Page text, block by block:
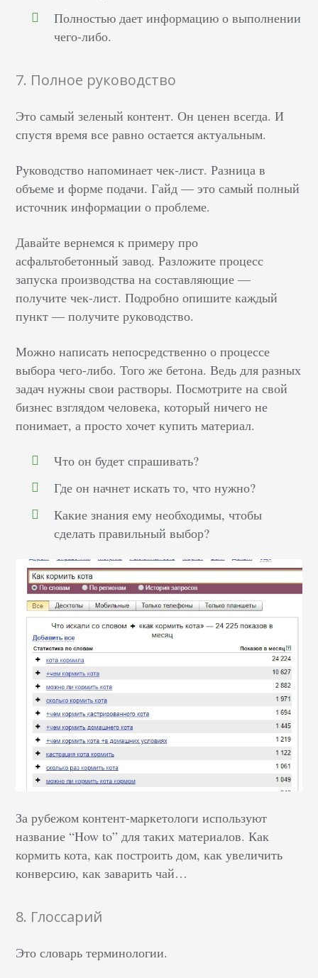
Полностью дает информацию о выполнении
чего-либо.
7. Полное руководство
Это самый зеленый контент. Он ценен всегда. И
спустя время все равно остается актуальным.
Руководство напоминает чек-лист. Разница в
объеме и форме подачи. Гайд — это самый полный
источник информации о проблеме.
Давайте вернемся к примеру про
асфальтобетонный завод. Разложите процесс
запуска производства на составляющие —
получите чек-лист. Подробно опишите каждый
пункт — получите руководство.
Можно написать непосредственно о процессе
выбора чего-либо. Того же бетона. Ведь для разных
задач нужны свои растворы. Посмотрите на свой
бизнес взглядом человека, который ничего не
понимает, а просто хочет купить материал.
Что он будет спрашивать?
Где он начнет искать то, что нужно?
Какие знания ему необходимы, чтобы
сделать правильный выбор?
За рубежом контент-маркетологи используют
название “How to” для таких материалов. Как
кормить кота, как построить дом, как увеличить
конверсию, как заварить чай…
8. Глоссарий
Это словарь терминологии.